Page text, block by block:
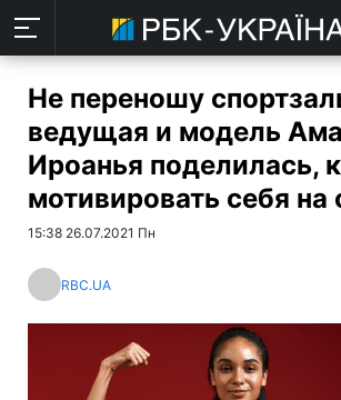
Не переношу
ведущая и модель
Ироанья поделилась,
мотивировать себя на
15:38 26.07.2021 Пн
RBC.UA